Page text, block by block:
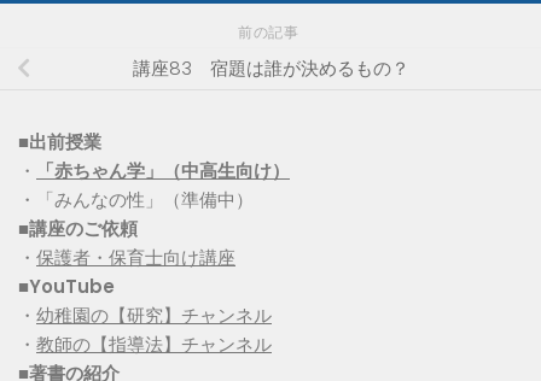
前の記事
講座83 宿題は誰が決めるもの？
■出前授業
・
「赤ちゃん学」（中高生向け）
・「みんなの性」（準備中）
■講座のご依頼
・ 保護者・保育士向け講座
■YouTube
・ 幼稚園の【研究】チャンネル
・ 教師の【指導法】チャンネル
■著書の紹介